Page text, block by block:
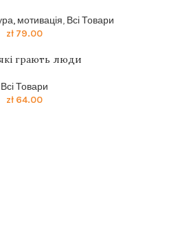
мотивація, Всі Товари
zł79.00
грають люди
Всі Товари
zł64.00